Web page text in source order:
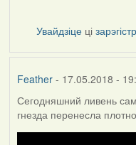
Увайдзіце ці
Feather- 17.05.2018 -
Сегодняшний ливень
гнезда перенесла